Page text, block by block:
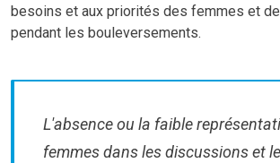
besoins et aux priorités des femmes et
pendant les bouleversements.
L'absence ou la faible
femmes dans les discussions et